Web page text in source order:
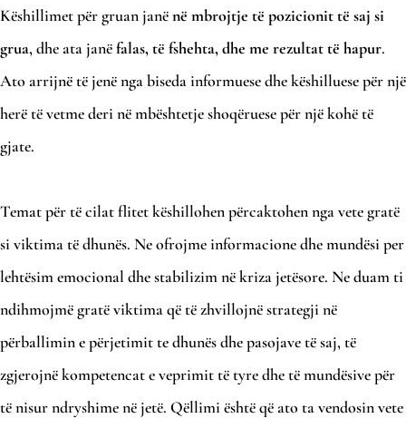
Këshillimet për gruan janënë mbrojtje të pozicionit të saj si
grua, dhe ata janëfalas, të fshehta, dhe me rezultat të hapur.
Ato arrijnë të jenë nga biseda informuese dhe këshilluese për një
herë të vetme deri në mbështetje shoqëruese për një kohë të
gjate.
Temat për të cilat flitet këshillohen përcaktohen nga vete gratë
si viktima të dhunës. Ne ofrojme informacione dhe mundësi per
lehtësim emocional dhe stabilizim në kriza jetësore. Ne duam ti
ndihmojmë gratë viktima që të zhvillojnë strategji në
përballimin e përjetimit te dhunës dhe pasojave të saj, të
zgjerojnë kompetencat e veprimit të tyre dhe të mundësive për
të nisur ndryshime në jetë. Qëllimi është që ato ta vendosin vete